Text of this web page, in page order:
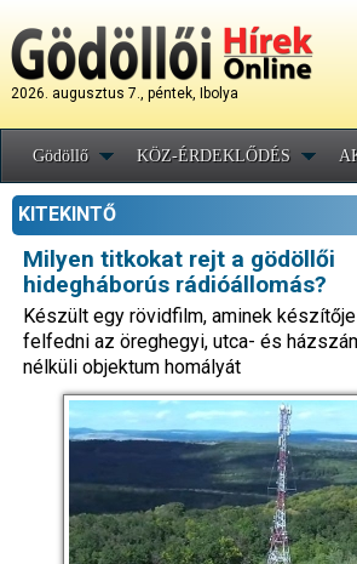
2026. augusztus 7., péntek, Ibolya
Gödöllő KÖZ-ÉRDEKLŐDÉS
KITEKINTŐ
Milyen titkokat rejt a gödöllői
hidegháborús rádióállomás?
Készült egy rövidfilm, aminek
felfedni az öreghegyi, utca- és
nélküli objektum homályát